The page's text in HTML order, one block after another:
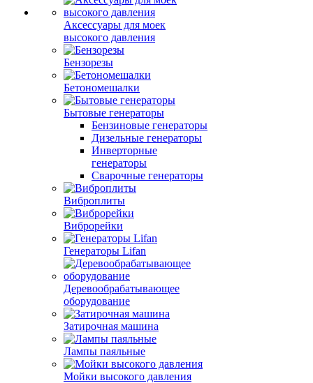
Аксессуары для моек
высокого давления
Бензорезы
Бетономешалки
Бытовые генераторы
Бензиновые генераторы
Дизельные генераторы
Инверторные
генераторы
Сварочные генераторы
Виброплиты
Виброрейки
Генераторы Lifan
Деревообрабатывающее
оборудование
Затирочная машина
Лампы паяльные
Мойки высокого давления